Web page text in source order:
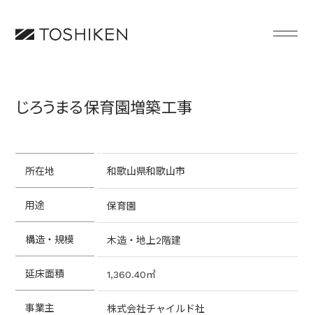
じろうまる保育園増築工事
所在地 和歌山県和歌山市
用途 保育園
構造・規模 木造・地上2階建
延床面積 1,360.40㎡
事業主 株式会社チャイルド社